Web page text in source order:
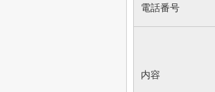
電話番号
内容